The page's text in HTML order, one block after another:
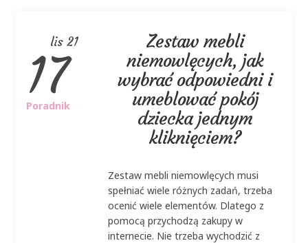
lis 21
17
Poradnik
Zestaw mebli
niemowlęcych, jak
wybrać odpowiedni i
umeblować pokój
dziecka jednym
kliknięciem?
Zestaw mebli niemowlęcych musi
spełniać wiele różnych zadań, trzeba
ocenić wiele elementów. Dlatego z
pomocą przychodzą zakupy w
internecie. Nie trzeba wychodzić z